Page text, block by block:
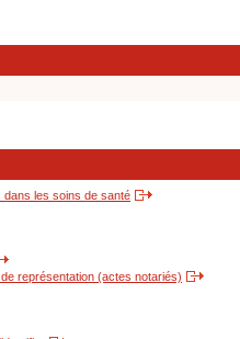
dans les soins de santé
représentation (actes notariés)